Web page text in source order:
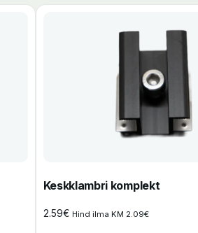
Keskklambri komplekt
2.59€ Hind ilma KM 2.09€